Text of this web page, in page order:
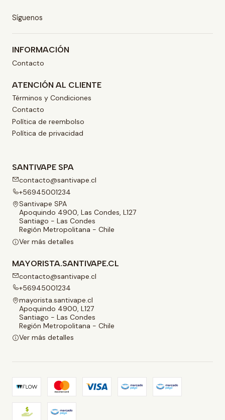
Síguenos
INFORMACIÓN
Contacto
ATENCIÓN AL CLIENTE
Términos y Condiciones
Contacto
Política de reembolso
Política de privacidad
SANTIVAPE SPA
contacto@santivape.cl
+56945001234
Santivape SPA
Apoquindo 4900, Las Condes, L127
Santiago - Las Condes
Región Metropolitana - Chile
Ver más detalles
MAYORISTA.SANTIVAPE.CL
contacto@santivape.cl
+56945001234
mayorista.santivape.cl
Apoquindo 4900, L127
Santiago - Las Condes
Región Metropolitana - Chile
Ver más detalles